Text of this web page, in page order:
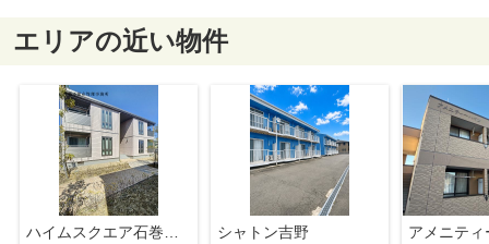
エリアの近い物件
ハイムスクエア石巻双葉3番館
シャトン吉野
アメニティ